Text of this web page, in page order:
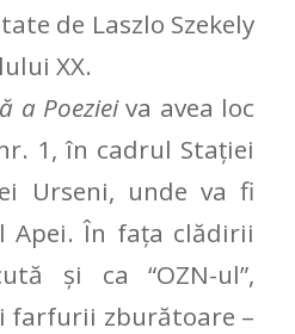
de Laszlo Szekely
XX.
a Poezieiva avea loc
1, în cadrul Stației
Urseni, unde va fi
Apei. În faţa clădirii
şi ca “OZN-ul”,
farfurii zburătoare –